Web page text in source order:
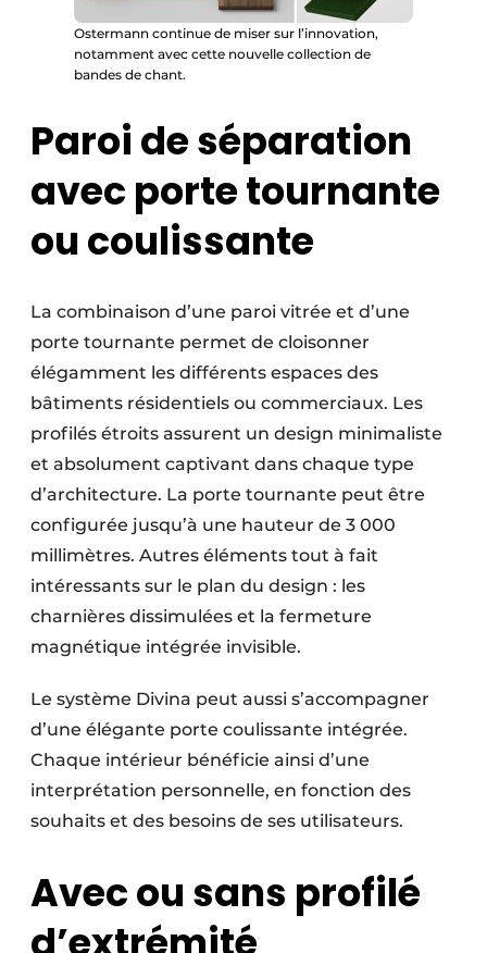
Ostermann continue de miser sur l’innovation,
notamment avec cette nouvelle collection de
bandes de chant.
Paroi de séparation
avec porte tournante
ou coulissante
La combinaison d’une paroi vitrée et d’une
porte tournante permet de cloisonner
élégamment les différents espaces des
bâtiments résidentiels ou commerciaux. Les
profilés étroits assurent un design minimaliste
et absolument captivant dans chaque type
d’architecture. La porte tournante peut être
configurée jusqu’à une hauteur de 3 000
millimètres. Autres éléments tout à fait
intéressants sur le plan du design : les
charnières dissimulées et la fermeture
magnétique intégrée invisible.
Le système Divina peut aussi s’accompagner
d’une élégante porte coulissante intégrée.
Chaque intérieur bénéficie ainsi d’une
interprétation personnelle, en fonction des
souhaits et des besoins de ses utilisateurs.
Avec ou sans profilé